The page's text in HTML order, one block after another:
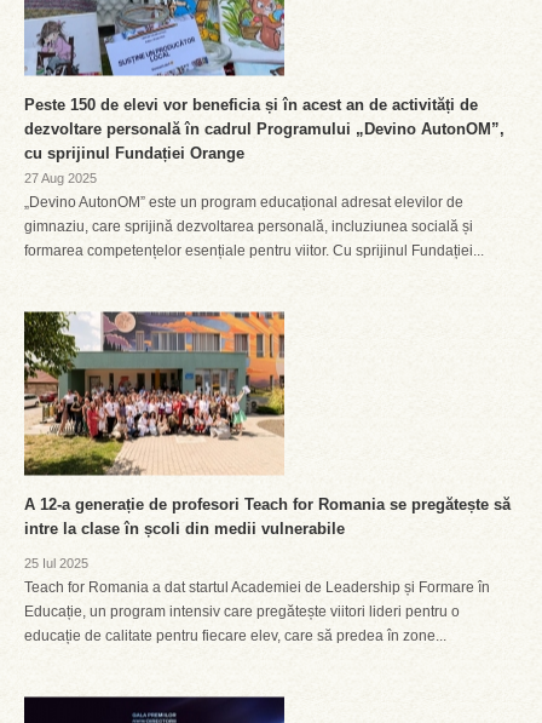
Peste 150 de elevi vor beneficia și în acest an de activități de
dezvoltare personală în cadrul Programului „Devino AutonOM”,
cu sprijinul Fundației Orange
27 Aug 2025
„Devino AutonOM” este un program educațional adresat elevilor de
gimnaziu, care sprijină dezvoltarea personală, incluziunea socială și
formarea competențelor esențiale pentru viitor. Cu sprijinul Fundației...
A 12-a generație de profesori Teach for Romania se pregătește să
intre la clase în școli din medii vulnerabile
25 Iul 2025
Teach for Romania a dat startul Academiei de Leadership și Formare în
Educație, un program intensiv care pregătește viitori lideri pentru o
educație de calitate pentru fiecare elev, care să predea în zone...